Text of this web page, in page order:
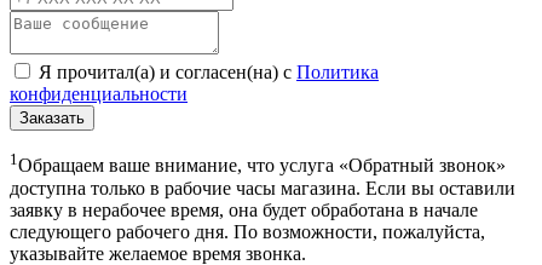
Я прочитал(а) и согласен(на) с Политика
конфиденциальности
Заказать
1Обращаем ваше внимание, что услуга «Обратный звонок»
доступна только в рабочие часы магазина. Если вы оставили
заявку в нерабочее время, она будет обработана в начале
следующего рабочего дня. По возможности, пожалуйста,
указывайте желаемое время звонка.